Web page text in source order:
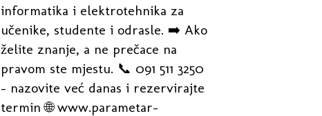
informatika i elektrotehnika za
učenike, studente i odrasle. ➡️ Ako
želite znanje, a ne prečace na
pravom ste mjestu. 📞 091 511 3250
- nazovite već danas i rezervirajte
termin 🌐 www.parametar-